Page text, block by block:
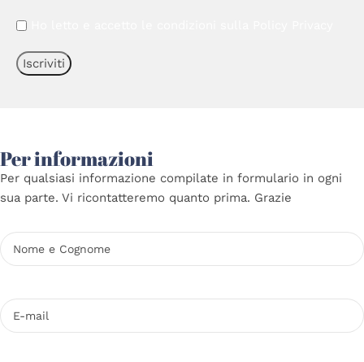
Per informazioni
Per qualsiasi informazione compilate in formulario in ogni
sua parte. Vi ricontatteremo quanto prima. Grazie